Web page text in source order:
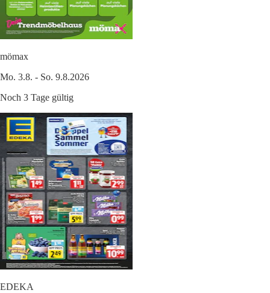
mömax
Mo. 3.8. - So. 9.8.2026
Noch 3 Tage gültig
EDEKA